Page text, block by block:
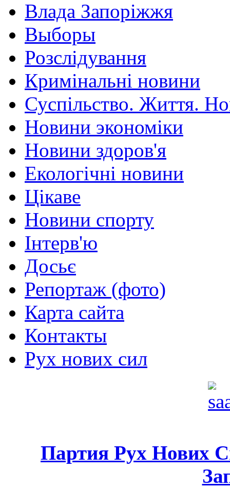
Влада Запоріжжя
Выборы
Розслідування
Кримінальні новини
Суспільство. Життя.
Новини экономіки
Новини здоров'я
Екологічні новини
Цікаве
Новини спорту
Інтерв'ю
Досьє
Репортаж (фото)
Карта сайта
Контакты
Рух нових сил
Партия Рух Нових